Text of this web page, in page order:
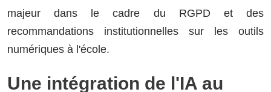
majeur dans le cadre du RGPD et des
recommandations institutionnelles sur les outils
numériques à l'école.
Une intégration de l'IA au